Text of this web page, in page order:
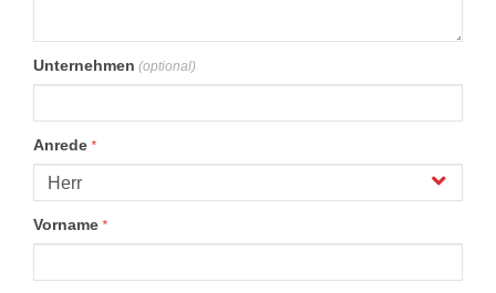
Unternehmen (optional)
Anrede *
Vorname *